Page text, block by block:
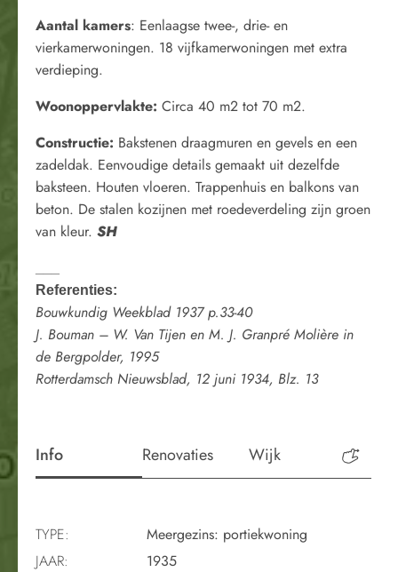
Aantal kamers: Eenlaagse twee-, drie- en
vierkamerwoningen. 18 vijfkamerwoningen met extra
verdieping.
Woonoppervlakte: Circa 40 m2 tot 70 m2.
Constructie: Bakstenen draagmuren en gevels en een
zadeldak. Eenvoudige details gemaakt uit dezelfde
baksteen. Houten vloeren. Trappenhuis en balkons van
beton. De stalen kozijnen met roedeverdeling zijn groen
van kleur. SH
Referenties:
Bouwkundig Weekblad 1937 p.33-40
J. Bouman – W. Van Tijen en M. J. Granpré Molière in
de Bergpolder, 1995
Rotterdamsch Nieuwsblad, 12 juni 1934, Blz. 13
Info Renovaties Wijk
TYPE:
Meergezins: portiekwoning
JAAR:
1935